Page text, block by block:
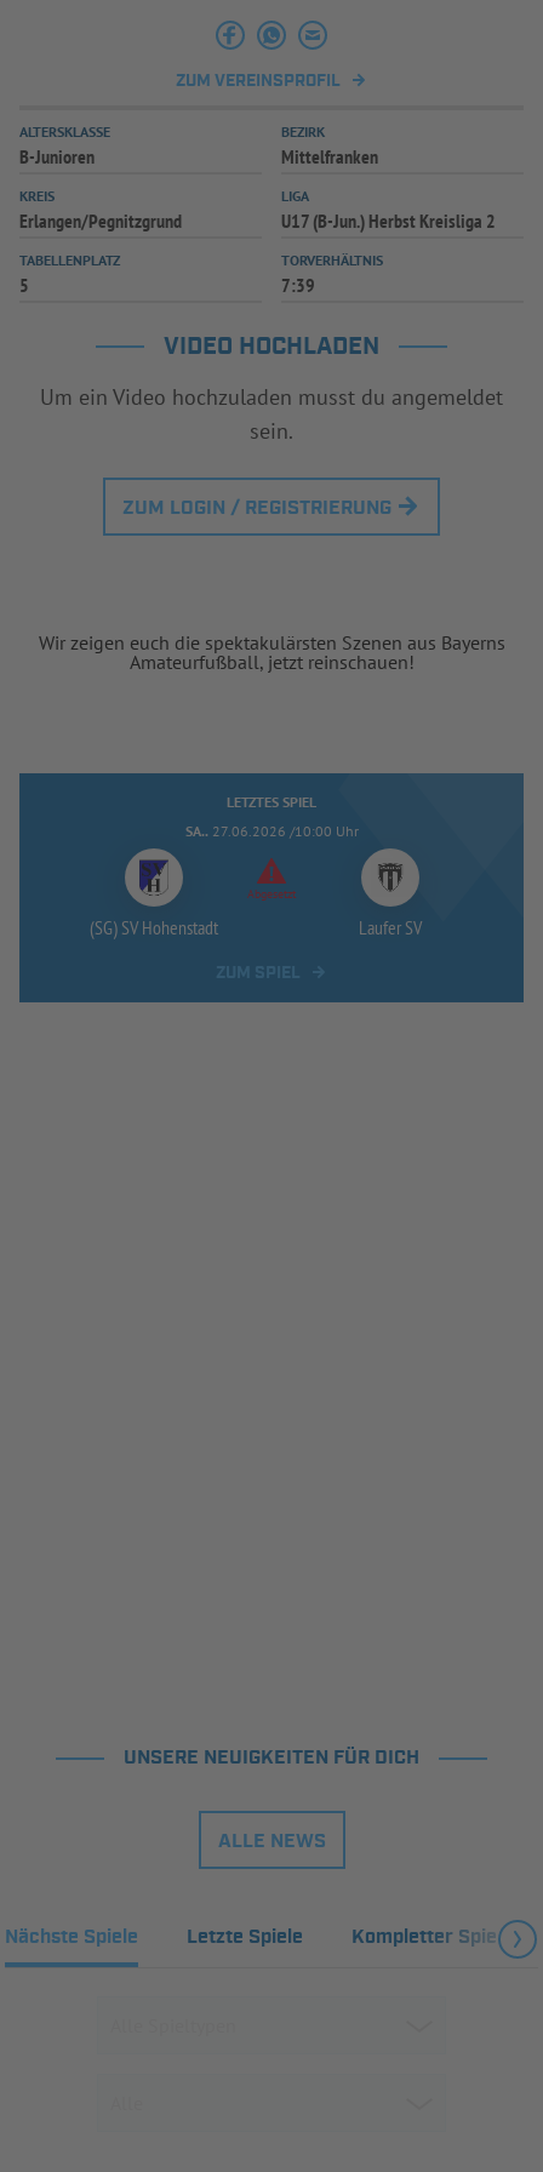
ZUM VEREINSPROFIL
ALTERSKLASSE
B-Junioren
BEZIRK
Mittelfranken
KREIS
Erlangen/Pegnitzgrund
LIGA
U17 (B-Jun.) Herbst Kreisliga 2
TABELLENPLATZ
5
TORVERHÄLTNIS
7:39
VIDEO HOCHLADEN
Um ein Video hochzuladen musst du angemeldet
sein.
ZUM LOGIN / REGISTRIERUNG
Wir zeigen euch die spektakulärsten Szenen aus Bayerns
Amateurfußball, jetzt reinschauen!
LETZTES SPIEL
SA.. 27.06.2026 /10:00 Uhr
(SG) SV Hohenstadt
Abgesetzt
Laufer SV
UNSERE NEUIGKEITEN FÜR DICH
ALLE NEWS
Nächste Spiele Letzte Spiele Kompletter Spielplan